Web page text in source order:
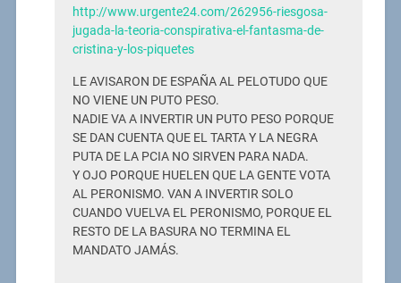
http://www.urgente24.com/262956-riesgosa-
jugada-la-teoria-conspirativa-el-fantasma-de-
cristina-y-los-piquetes
LE AVISARON DE ESPAÑA AL PELOTUDO QUE
NO VIENE UN PUTO PESO.
NADIE VA A INVERTIR UN PUTO PESO PORQUE
SE DAN CUENTA QUE EL TARTA Y LA NEGRA
PUTA DE LA PCIA NO SIRVEN PARA NADA.
Y OJO PORQUE HUELEN QUE LA GENTE VOTA
AL PERONISMO. VAN A INVERTIR SOLO
CUANDO VUELVA EL PERONISMO, PORQUE EL
RESTO DE LA BASURA NO TERMINA EL
MANDATO JAMÁS.